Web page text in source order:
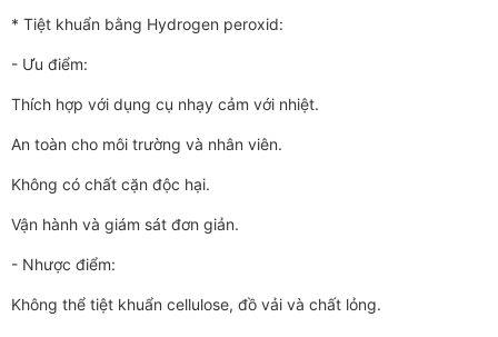
* Tiệt khuẩn bằng Hydrogen peroxid:
- Ưu điểm:
Thích hợp với dụng cụ nhạy cảm với nhiệt.
An toàn cho môi trường và nhân viên.
Không có chất cặn độc hại.
Vận hành và giám sát đơn giản.
- Nhược điểm:
Không thể tiệt khuẩn cellulose, đồ vải và chất lỏng.